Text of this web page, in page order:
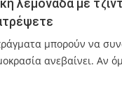
λεμονάδα με
μπορούν να
ανεβαίνει. Αν